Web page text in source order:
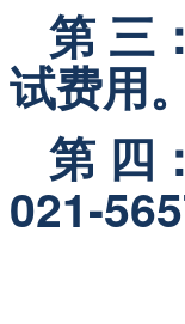
第 三
试费用
第 四
021-